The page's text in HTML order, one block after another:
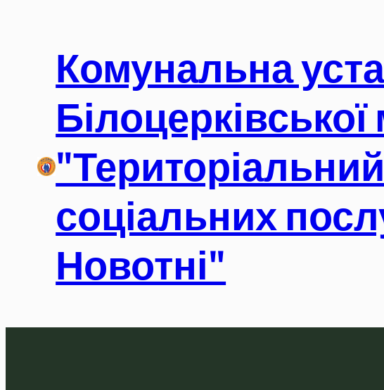
Комунальна
Білоцерківської
соціальних
Новотні"